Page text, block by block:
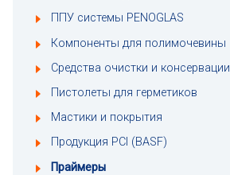
ППУ системы PENOGLAS
Компоненты для полимочевины
Средства очистки и консервации
Пистолеты для герметиков
Мастики и покрытия
Продукция PCI (BASF)
Праймеры